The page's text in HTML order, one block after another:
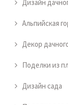
Дизайн
Альпийская
Декор
Поделки из
Дизайн сада